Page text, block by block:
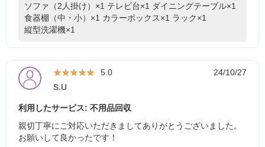
ソファ（2人掛け）×1 テレビ台×1 ダイニングテーブル×1
食器棚（中・小）×1 カラーボックス×1 ラック×1
縦型洗濯機×1
★★★★★
★★★★★ 5.0
24/10/27
S.U
利用したサービス: 不用品回収
親切丁寧にご対応いただきましてありがとうございました。
お願いして良かったです！